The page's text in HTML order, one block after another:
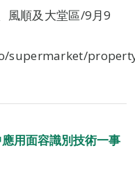
風順及大堂區/9月9
supermarket/
用面容識別技術一事